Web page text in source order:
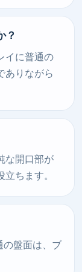
？
イに普通の
ありながら
な開口部が
ちます。
盤面は、ブ